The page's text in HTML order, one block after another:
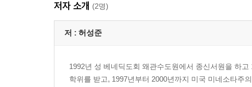
탐식의 위험성
여러분은 과연 수도승이군요
포도주를 권하지 마라
탐욕이란 무엇인가?
탐욕을 조심하라
저자 소개 (2명)
저 : 허성준
1992년 성 베네딕도회 왜관수도원에서 종신서원을 하
학위를 받고, 1997년부터 2000년까지 미국 미네소타주